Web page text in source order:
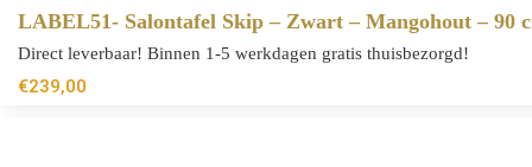
LABEL51- Salontafel Skip – Zwart – Mangohout – 90
Direct leverbaar! Binnen 1-5 werkdagen gratis thuisbezorgd!
€239,00